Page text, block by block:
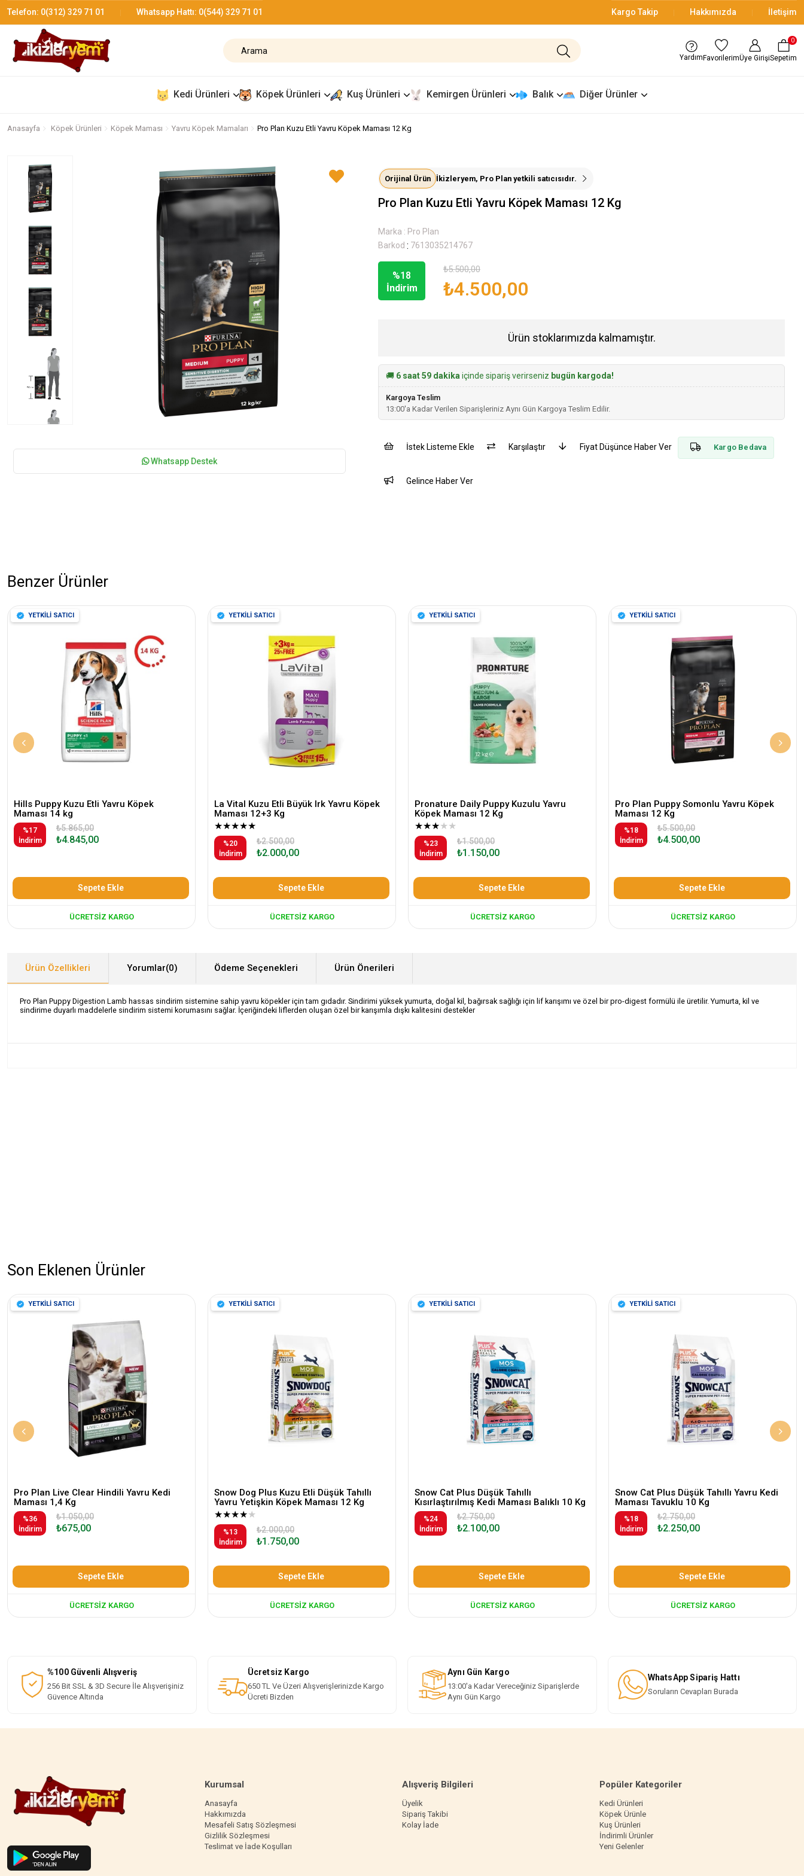
Telefon: 0(312) 329 71 01 Whatsapp Hattı: 0(544) 329 71 01 Kargo Takip Hakkımızda İletişim
Yardım FavorilerimÜye GirişiSepetim
0
Kedi Ürünleri Köpek Ürünleri Kuş Ürünleri Kemirgen Ürünleri Balık Diğer Ürünler
Anasayfa Köpek Ürünleri Köpek Maması Yavru Köpek Mamaları Pro Plan Kuzu Etli Yavru Köpek Maması 12 Kg
Whatsapp Destek
Orijinal Ürün İkizleryem, Pro Plan yetkili satıcısıdır.
Pro Plan Kuzu Etli Yavru Köpek Maması 12 Kg
Marka : Pro Plan
Barkod : 7613035214767
%18
İndirim
₺5.500,00
₺4.500,00
Ürün stoklarımızda kalmamıştır.
🚚 6 saat 59 dakika içinde sipariş verirseniz bugün kargoda!
Kargoya Teslim
13:00'a Kadar Verilen Siparişleriniz Aynı Gün Kargoya Teslim Edilir.
İstek Listeme Ekle Karşılaştır Fiyat Düşünce Haber Ver Kargo Bedava
Gelince Haber Ver
Benzer Ürünler
Hills Puppy Kuzu Etli Yavru Köpek
Maması 14 kg
%17
İndirim
₺4.845,00
₺5.865,00
Sepete Ekle
ÜCRETSIZ KARGO
YETKİLİ SATICI
La Vital Kuzu Etli Büyük Irk Yavru Köpek
Maması 12+3 Kg
★★★★★
%20
İndirim
₺2.000,00
₺2.500,00
Sepete Ekle
ÜCRETSIZ KARGO
YETKİLİ SATICI
Pronature Daily Puppy Kuzulu Yavru
Köpek Maması 12 Kg
★★★★★
%23
İndirim
₺1.150,00
₺1.500,00
Sepete Ekle
ÜCRETSIZ KARGO
YETKİLİ SATICI
Pro Plan Puppy Somonlu Yavru Köpek
Maması 12 Kg
%18
İndirim
₺4.500,00
₺5.500,00
Sepete Ekle
ÜCRETSIZ KARGO
YETKİLİ SATICI
Ürün Özellikleri Yorumlar(0) Ödeme Seçenekleri Ürün Önerileri
Pro Plan Puppy Digestion Lamb hassas sindirim sistemine sahip yavru köpekler için tam gıdadır. Sindirimi yüksek yumurta, doğal kil, bağırsak sağlığı için lif karışımı ve özel bir pro-digest formülü ile üretilir. Yumurta, kil ve
sindirime duyarlı maddelerle sindirim sistemi korumasını sağlar. İçeriğindeki liflerden oluşan özel bir karışımla dışkı kalitesini destekler
Son Eklenen Ürünler
Pro Plan Live Clear Hindili Yavru Kedi
Maması 1,4 Kg
%36
İndirim
₺675,00
₺1.050,00
Sepete Ekle
ÜCRETSIZ KARGO
YETKİLİ SATICI
Snow Dog Plus Kuzu Etli Düşük Tahıllı
Yavru Yetişkin Köpek Maması 12 Kg
★★★★★
%13
İndirim
₺1.750,00
₺2.000,00
Sepete Ekle
ÜCRETSIZ KARGO
YETKİLİ SATICI
Snow Cat Plus Düşük Tahıllı
Kısırlaştırılmış Kedi Maması Balıklı 10 Kg
%24
İndirim
₺2.100,00
₺2.750,00
Sepete Ekle
ÜCRETSIZ KARGO
YETKİLİ SATICI
Snow Cat Plus Düşük Tahıllı Yavru Kedi
Maması Tavuklu 10 Kg
%18
İndirim
₺2.250,00
₺2.750,00
Sepete Ekle
ÜCRETSIZ KARGO
YETKİLİ SATICI
%100 Güvenli Alışveriş
256 Bit SSL & 3D Secure İle Alışverişiniz
Güvence Altında
Ücretsiz Kargo
650 TL Ve Üzeri Alışverişlerinizde Kargo
Ücreti Bizden
Aynı Gün Kargo
13:00'a Kadar Vereceğiniz Siparişlerde
Aynı Gün Kargo
WhatsApp Sipariş Hattı
Soruların Cevapları Burada
Kurumsal
Anasayfa
Hakkımızda
Mesafeli Satış Sözleşmesi
Gizlilik Sözleşmesi
Teslimat ve İade Koşulları
Alışveriş Bilgileri
Üyelik
Sipariş Takibi
Kolay İade
Popüler Kategoriler
Kedi Ürünleri
Köpek Ürünle
Kuş Ürünleri
İndirimli Ürünler
Yeni Gelenler